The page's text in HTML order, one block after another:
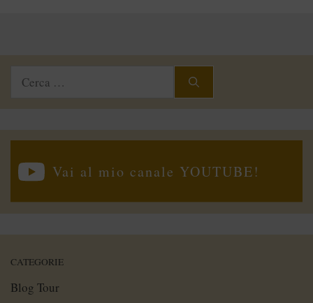
Ricerca
Vai al mio canale YOUTUBE!
CATEGORIE
Blog Tour